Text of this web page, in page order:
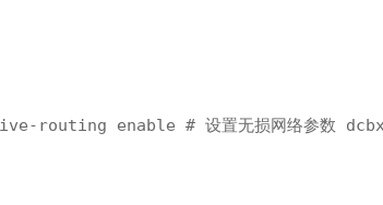
routing enable # 设置无损网络参